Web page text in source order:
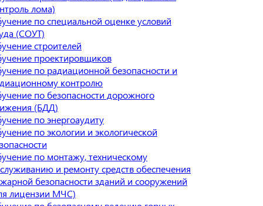
лома)
по специальной оценке условий
(СОУТ)
строителей
проектировщиков
по радиационной безопасности и
контролю
по безопасности дорожного
(БДД)
по энергоаудиту
по экологии и экологической
по монтажу, техническому
и ремонту средств обеспечения
безопасности зданий и сооружений
лицензии МЧС)